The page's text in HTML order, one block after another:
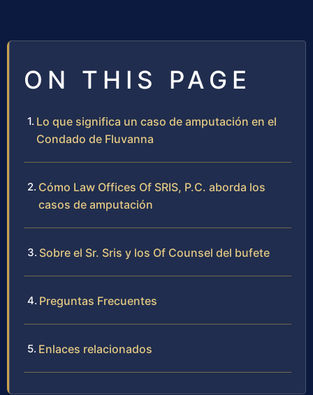
ON THIS PAGE
Lo que significa un caso de amputación en el
Condado de Fluvanna
Cómo Law Offices Of SRIS, P.C. aborda los
casos de amputación
Sobre el Sr. Sris y los Of Counsel del bufete
Preguntas Frecuentes
Enlaces relacionados